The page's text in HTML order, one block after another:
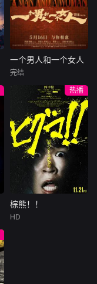
饰）选中，被迫踏
入一场为他量身打
造的“换命游戏”。
豪华别墅、名车名
表、神秘女友全部
备齐，在陈伦的精
瞬间拥有顶配人
生。
一个男人和一个女人
周汉宁
男人（黄渤
饰）和女人（倪妮
饰）飞机同时落
地，入住同一家酒
店，成为一墙之隔
的邻居。不够隔音
的房间暴露了男人
和女人因生活暂停
陷入的困境，健
康、家庭、婚姻、
一个男人和一个女人
完结
热播
棕熊！！
棕熊！！
HD